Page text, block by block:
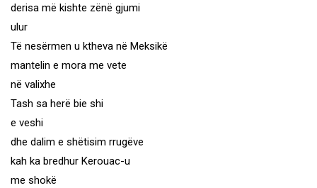
derisa më kishte zënë gjumi
ulur
Të nesërmen u ktheva në Meksikë
mantelin e mora me vete
në valixhe
Tash sa herë bie shi
e veshi
dhe dalim e shëtisim rrugëve
kah ka bredhur Kerouac-u
me shokë